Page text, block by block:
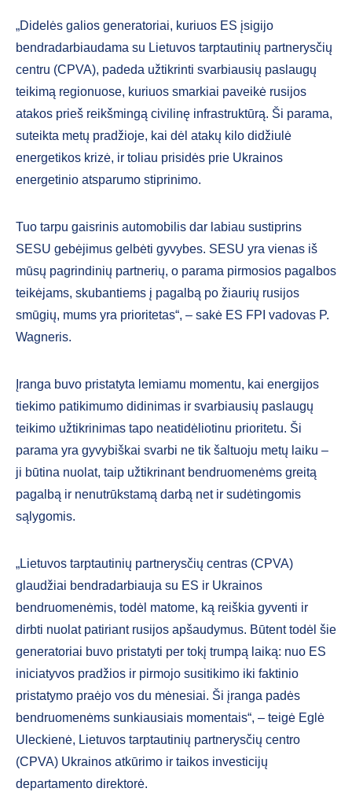
„Didelės galios generatoriai, kuriuos ES įsigijo
bendradarbiaudama su Lietuvos tarptautinių partnerysčių
centru (CPVA), padeda užtikrinti svarbiausių paslaugų
teikimą regionuose, kuriuos smarkiai paveikė rusijos
atakos prieš reikšmingą civilinę infrastruktūrą. Ši parama,
suteikta metų pradžioje, kai dėl atakų kilo didžiulė
energetikos krizė, ir toliau prisidės prie Ukrainos
energetinio atsparumo stiprinimo.
Tuo tarpu gaisrinis automobilis dar labiau sustiprins
SESU gebėjimus gelbėti gyvybes. SESU yra vienas iš
mūsų pagrindinių partnerių, o parama pirmosios pagalbos
teikėjams, skubantiems į pagalbą po žiaurių rusijos
smūgių, mums yra prioritetas“, – sakė ES FPI vadovas P.
Wagneris.
Įranga buvo pristatyta lemiamu momentu, kai energijos
tiekimo patikimumo didinimas ir svarbiausių paslaugų
teikimo užtikrinimas tapo neatidėliotinu prioritetu. Ši
parama yra gyvybiškai svarbi ne tik šaltuoju metų laiku –
ji būtina nuolat, taip užtikrinant bendruomenėms greitą
pagalbą ir nenutrūkstamą darbą net ir sudėtingomis
sąlygomis.
„Lietuvos tarptautinių partnerysčių centras (CPVA)
glaudžiai bendradarbiauja su ES ir Ukrainos
bendruomenėmis, todėl matome, ką reiškia gyventi ir
dirbti nuolat patiriant rusijos apšaudymus. Būtent todėl šie
generatoriai buvo pristatyti per tokį trumpą laiką: nuo ES
iniciatyvos pradžios ir pirmojo susitikimo iki faktinio
pristatymo praėjo vos du mėnesiai. Ši įranga padės
bendruomenėms sunkiausiais momentais“, – teigė Eglė
Uleckienė, Lietuvos tarptautinių partnerysčių centro
(CPVA) Ukrainos atkūrimo ir taikos investicijų
departamento direktorė.